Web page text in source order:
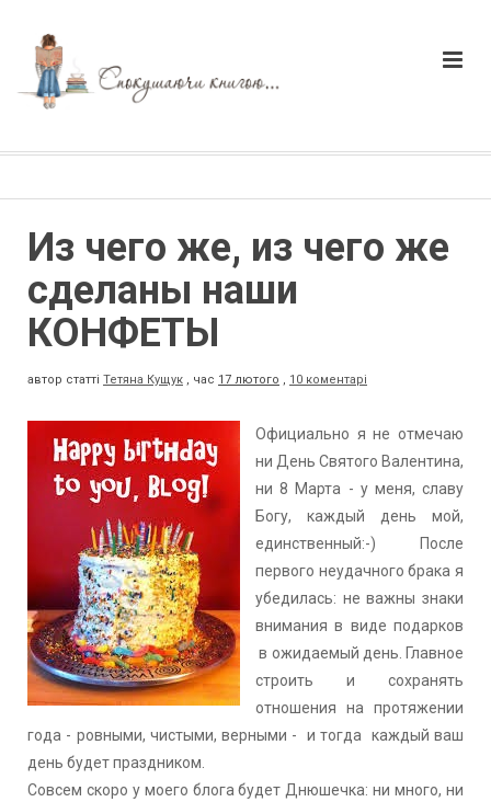
Из чего же, из чего же
сделаны наши
КОНФЕТЫ
автор статті Тетяна Кущук , час 17 лютого , 10 коментарі
Официально я не отмечаю
ни День Святого Валентина,
ни 8 Марта - у меня, славу
Богу, каждый день мой,
единственный:-) После
первого неудачного брака я
убедилась: не важны знаки
внимания в виде подарков
в ожидаемый день. Главное
строить и сохранять
отношения на протяжении
года - ровными, чистыми, верными - и тогда каждый ваш
день будет праздником.
Совсем скоро у моего блога будет Днюшечка: ни много, ни